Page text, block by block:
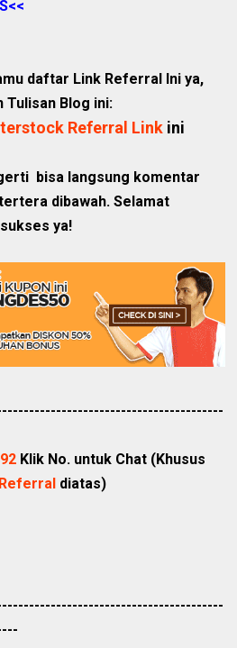
daftar Link Referral Ini ya,
Tulisan Blog ini:
Referral Linkini
bisa langsung komentar
dibawah. Selamat
ya!
Klik No. untuk Chat (Khusus
diatas)